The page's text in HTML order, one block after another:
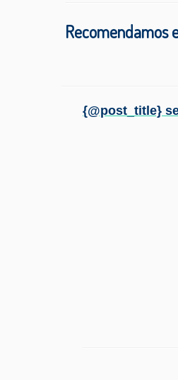
Recomendamos
{@post_title}